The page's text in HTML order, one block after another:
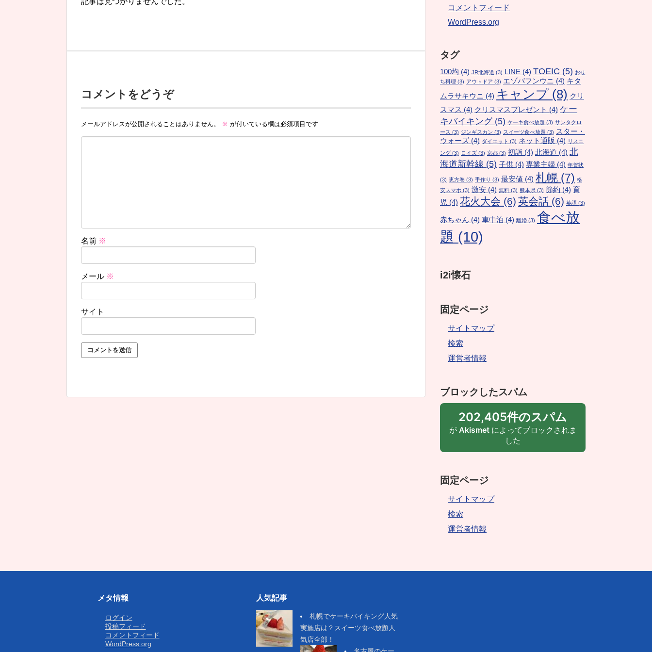
コメントをどうぞ
メールアドレスが公開されることはありません。 ※ が付いている欄は必須項目です
名前 ※
メール ※
サイト
コメントフィード
WordPress.org
タグ
100均 (4) JR北海道 (3) LINE (4) TOEIC (5) おせ
ち料理 (3) アウトドア (3) エゾバフンウニ (4) キタ
ムラサキウニ (4) キャンプ (8) クリ
スマス (4) クリスマスプレゼント (4) ケー
キバイキング(5) ケーキ食べ放題 (3) サンタクロ
ース (3) ジンギスカン (3) スイーツ食べ放題 (3) スター・
ウォーズ (4) ダイエット (3) ネット通販 (4) リスニ
ング (3) ロイズ (3) 京都 (3) 初詣 (4) 北海道 (4) 北
海道新幹線 (5) 子供 (4) 専業主婦 (4) 年賀状
(3) 恵方巻 (3) 手作り (3) 最安値 (4) 札幌 (7) 格
安スマホ (3) 激安 (4) 無料 (3) 熊本県 (3) 節約 (4) 育
児 (4) 花火大会 (6) 英会話 (6) 英語 (3)
赤ちゃん (4) 車中泊 (4) 離婚 (3) 食べ放
題 (10)
i2i懐石
固定ページ
サイトマップ
検索
運営者情報
ブロックしたスパム
202,405件のスパム
が Akismetによってブロックされま
した
固定ページ
サイトマップ
検索
運営者情報
メタ情報
ログイン
投稿フィード
コメントフィード
WordPress.org
人気記事
札幌でケーキバイキング人気
実施店は？スイーツ食べ放題人
気店全部！